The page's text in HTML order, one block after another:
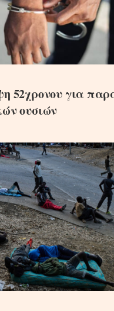
52χρονου για
ουσιών